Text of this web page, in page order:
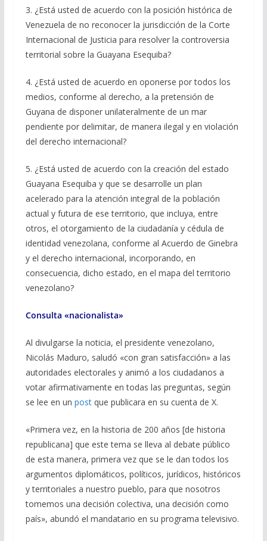
3. ¿Está usted de acuerdo con la posición histórica de
Venezuela de no reconocer la jurisdicción de la Corte
Internacional de Justicia para resolver la controversia
territorial sobre la Guayana Esequiba?
4. ¿Está usted de acuerdo en oponerse por todos los
medios, conforme al derecho, a la pretensión de
Guyana de disponer unilateralmente de un mar
pendiente por delimitar, de manera ilegal y en violación
del derecho internacional?
5. ¿Está usted de acuerdo con la creación del estado
Guayana Esequiba y que se desarrolle un plan
acelerado para la atención integral de la población
actual y futura de ese territorio, que incluya, entre
otros, el otorgamiento de la ciudadanía y cédula de
identidad venezolana, conforme al Acuerdo de Ginebra
y el derecho internacional, incorporando, en
consecuencia, dicho estado, en el mapa del territorio
venezolano?
Consulta «nacionalista»
Al divulgarse la noticia, el presidente venezolano,
Nicolás Maduro, saludó «con gran satisfacción» a las
autoridades electorales y animó a los ciudadanos a
votar afirmativamente en todas las preguntas, según
se lee en un postque publicara en su cuenta de X.
«Primera vez, en la historia de 200 años [de historia
republicana] que este tema se lleva al debate público
de esta manera, primera vez que se le dan todos los
argumentos diplomáticos, políticos, jurídicos, históricos
y territoriales a nuestro pueblo, para que nosotros
tomemos una decisión colectiva, una decisión como
país», abundó el mandatario en su programa televisivo.